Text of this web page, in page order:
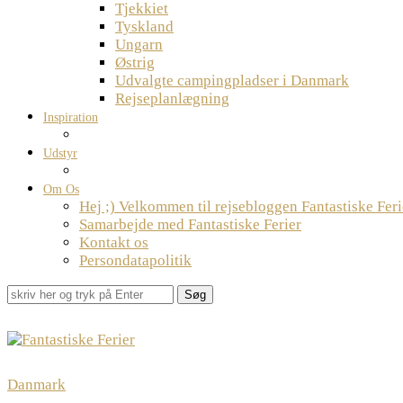
Tjekkiet
Tyskland
Ungarn
Østrig
Udvalgte campingpladser i Danmark
Rejseplanlægning
Inspiration
Udstyr
Om Os
Hej ;) Velkommen til rejsebloggen Fantastiske
Samarbejde med Fantastiske Ferier
Kontakt os
Persondatapolitik
Søg
Danmark